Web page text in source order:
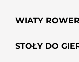
WIATY
STOŁY DO